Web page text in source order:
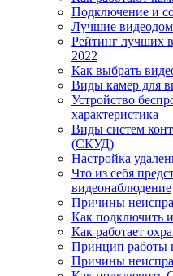
Подключение и
Лучшие
Рейтинг лучших
2022
Как выбрать
Виды камер для
Устройство
характеристика
Виды систем
(СКУД)
Настройка
Что из себя
видеонаблюдение
Причины
Как подключить и
Как работает
Принцип работы
Причины